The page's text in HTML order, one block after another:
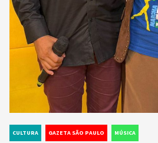
CULTURA GAZETA SÃO PAULO MÚSICA